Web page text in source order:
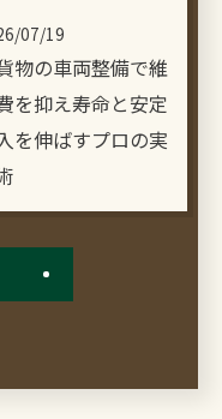
07/19
物の車両整備で維
を抑え寿命と安定
を伸ばすプロの実